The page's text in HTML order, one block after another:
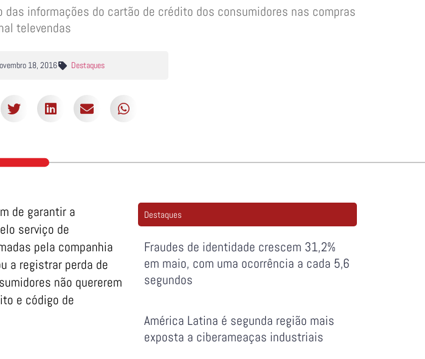
das informações do cartão de crédito dos consumidores nas compras
televendas
18, 2016 Destaques
de garantir a
serviço de
pela companhia
a registrar perda de
não quererem
e código de
Destaques
Fraudes de identidade crescem 31,2%
em maio, com uma ocorrência a cada 5,6
segundos
América Latina é segunda região mais
exposta a ciberameaças industriais